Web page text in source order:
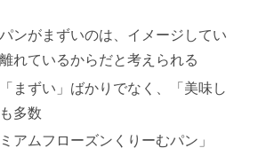
ンがまずいのは、イメージしてい
れているからだと考えられる
まずい」ばかりでなく、「美味し
多数
アムフローズンくりーむパン」